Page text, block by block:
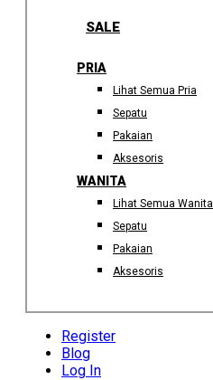
SALE
PRIA
Lihat Semua Pria
Sepatu
Pakaian
Aksesoris
WANITA
Lihat Semua Wanita
Sepatu
Pakaian
Aksesoris
Register
Blog
Log In